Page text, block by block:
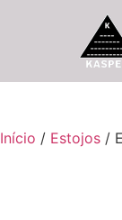
Início / Estojos /